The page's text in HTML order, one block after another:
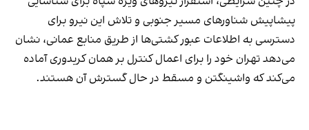
پیشاپیش شناورهای مسیر جنوبی و تلاش این نیرو برای
دسترسی به اطلاعات عبور کشتی‌ها از طریق منابع عمانی، نشان
می‌دهد تهران خود را برای اعمال کنترل بر همان کریدوری آماده
می‌کند که واشینگتن و مسقط در حال گسترش آن هستند.